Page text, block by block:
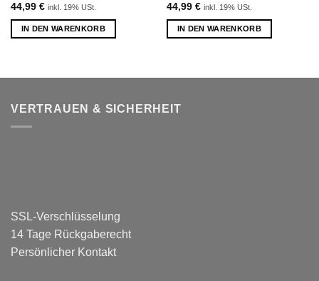
44,99 € inkl. 19% USt.
IN DEN WARENKORB
44,99 € inkl. 19% USt.
IN DEN WARENKORB
VERTRAUEN & SICHERHEIT
SSL-Verschlüsselung
14 Tage Rückgaberecht
Persönlicher Kontakt